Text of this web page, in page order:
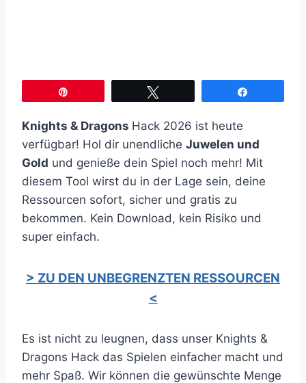
Knights & Dragons Hack 2026 ist heute
verfügbar! Hol dir unendliche Juwelen und
Gold und genieße dein Spiel noch mehr! Mit
diesem Tool wirst du in der Lage sein, deine
Ressourcen sofort, sicher und gratis zu
bekommen. Kein Download, kein Risiko und
super einfach.
> ZU DEN UNBEGRENZTEN RESSOURCEN
<
Es ist nicht zu leugnen, dass unser Knights &
Dragons Hack das Spielen einfacher macht und
mehr Spaß. Wir können die gewünschte Menge